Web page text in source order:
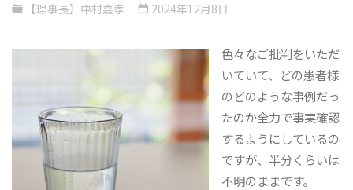
【理事長】中村嘉孝 2024年12月8日
色々なご批判をいただ
いていて、どの患者様
のどのような事例だっ
たのか全力で事実確認
するようにしているの
ですが、半分くらいは
不明のままです。